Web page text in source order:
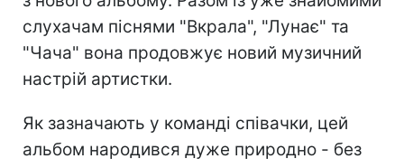
слухачам піснями "Вкрала", "Лунає" та
"Чача" вона продовжує новий музичний
настрій артистки.
Як зазначають у команді співачки, цей
альбом народився дуже природно - без